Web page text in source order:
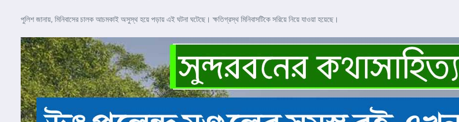
পুলিশ জানায়, মিনিবাসের চালক আচমকাই অসুস্থ হয়ে পড়ায় এই ঘটনা ঘটেছে। ক্ষতিগ্রস্থ মিনিবাসটিকে সরিয়ে নিয়ে যাওয়া হয়েছে।